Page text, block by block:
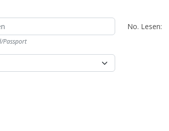
Passport
No. Lesen: